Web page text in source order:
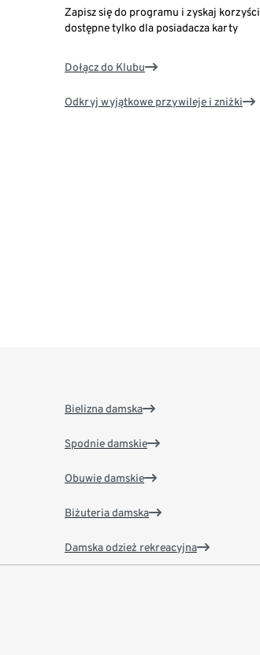
Zapisz się do programu i zyskaj korzyści
dostępne tylko dla posiadacza karty
Dołącz do Klubu
Odkryj wyjątkowe przywileje i zniżki
Bielizna damska
Spodnie damskie
Obuwie damskie
Biżuteria damska
Damska odzież rekreacyjna